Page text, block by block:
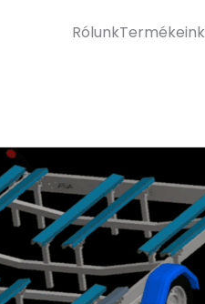
RólunkTermékeink